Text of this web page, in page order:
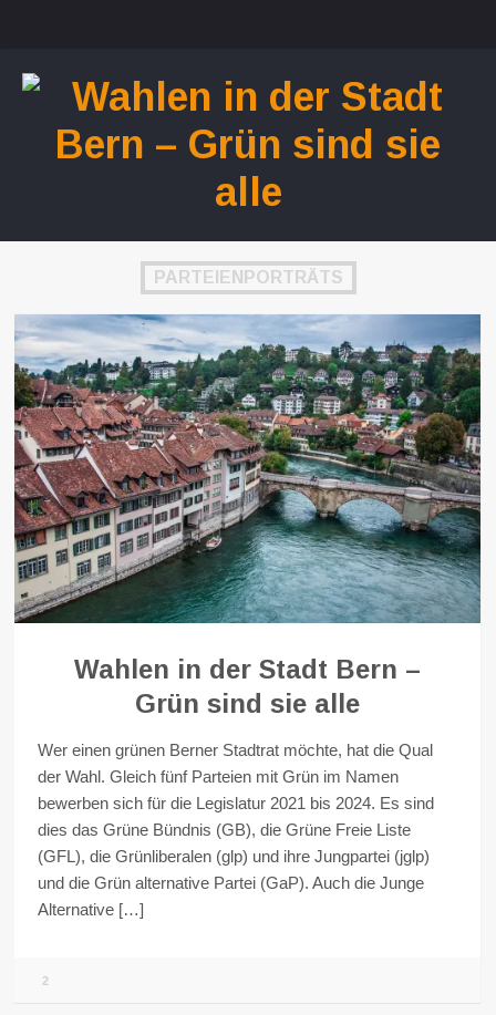
PARTEIENPORTRÄTS
Wahlen in der Stadt Bern –
Grün sind sie alle
Wer einen grünen Berner Stadtrat möchte, hat die Qual
der Wahl. Gleich fünf Parteien mit Grün im Namen
bewerben sich für die Legislatur 2021 bis 2024. Es sind
dies das Grüne Bündnis (GB), die Grüne Freie Liste
(GFL), die Grünliberalen (glp) und ihre Jungpartei (jglp)
und die Grün alternative Partei (GaP). Auch die Junge
Alternative […]
2